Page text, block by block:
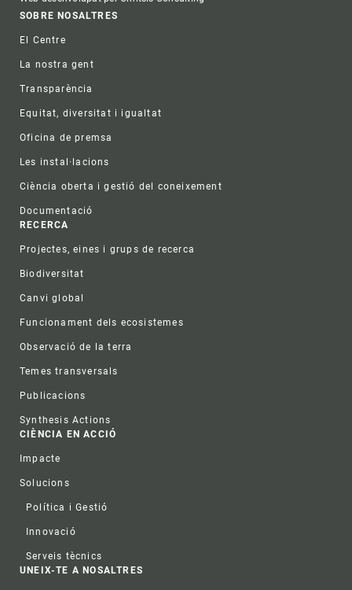
Footer
SOBRE NOSALTRES
El Centre
La nostra gent
Transparència
Equitat, diversitat i igualtat
Oficina de premsa
Les instal·lacions
Ciència oberta i gestió del coneixement
Documentació
RECERCA
Projectes, eines i grups de recerca
Biodiversitat
Canvi global
Funcionament dels ecosistemes
Observació de la terra
Temes transversals
Publicacions
Synthesis Actions
CIÈNCIA EN ACCIÓ
Impacte
Solucions
Política i Gestió
Innovació
Serveis tècnics
UNEIX-TE A NOSALTRES